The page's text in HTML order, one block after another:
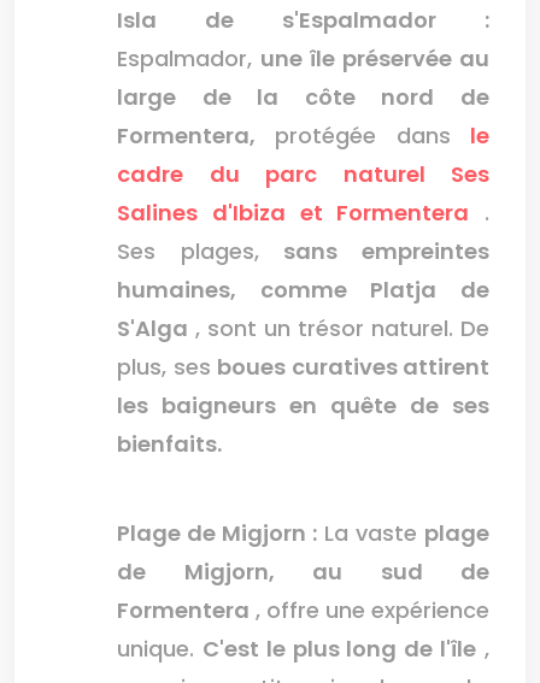
Isla de s'Espalmador :
Espalmador, une île préservée au
large de la côte nord de
Formentera, protégée dans le
cadre du parc naturel Ses
Salines d'Ibiza et Formentera .
Ses plages, sans empreintes
humaines, comme Platja de
S'Alga , sont un trésor naturel. De
plus, ses boues curatives attirent
les baigneurs en quête de ses
bienfaits.
Plage de Migjorn : La vaste plage
de Migjorn, au sud de
Formentera , offre une expérience
unique. C'est le plus long de l'île ,